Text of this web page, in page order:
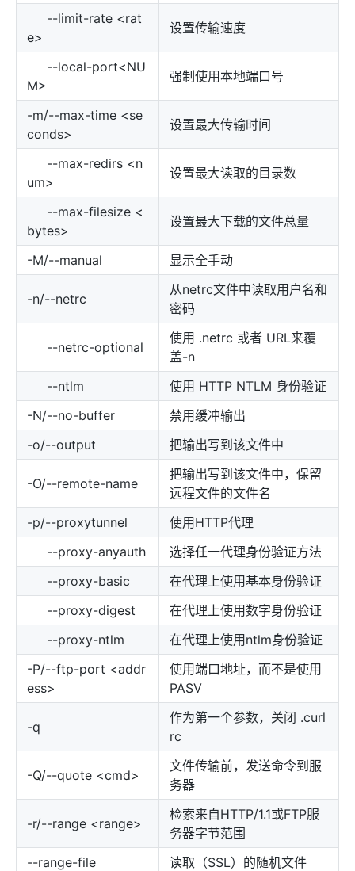
--limit-rate <rat
e>
设置传输速度
--local-port<NU
M>
强制使用本地端口号
-m/--max-time <se
conds>
设置最大传输时间
--max-redirs <n
um>
设置最大读取的目录数
--max-filesize <
bytes>
设置最大下载的文件总量
-M/--manual 显示全手动
-n/--netrc
从netrc文件中读取用户名和
密码
--netrc-optional
使用 .netrc 或者 URL来覆
盖-n
--ntlm
使用 HTTP NTLM 身份验证
-N/--no-buffer
禁用缓冲输出
-o/--output
把输出写到该文件中
-O/--remote-name
把输出写到该文件中，保留
远程文件的文件名
-p/--proxytunnel
使用HTTP代理
--proxy-anyauth
选择任一代理身份验证方法
--proxy-basic
在代理上使用基本身份验证
--proxy-digest
在代理上使用数字身份验证
--proxy-ntlm
在代理上使用ntlm身份验证
-P/--ftp-port <addr
ess>
使用端口地址，而不是使用
PASV
-q
作为第一个参数，关闭 .curl
rc
-Q/--quote <cmd>
文件传输前，发送命令到服
务器
-r/--range <range>
检索来自HTTP/1.1或FTP服
务器字节范围
--range-file
读取（SSL）的随机文件